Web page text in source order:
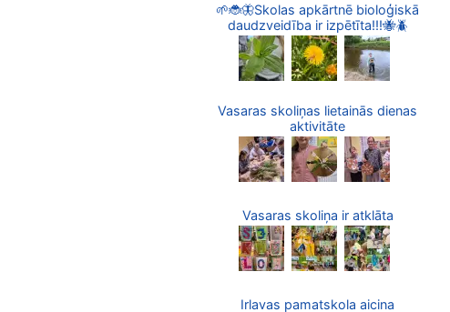
🌱🐞🦋Skolas apkārtnē bioloģiskā
daudzveidība ir izpētīta!!!🐝🪲
Vasaras skoliņas lietainās dienas
aktivitāte
Vasaras skoliņa ir atklāta
Irlavas pamatskola aicina